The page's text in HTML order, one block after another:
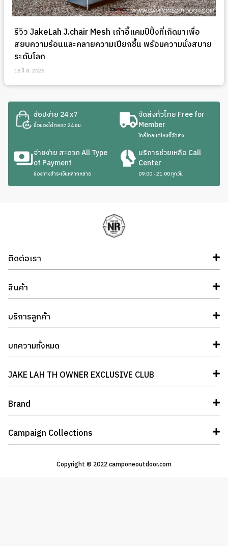
รีวิว JakeLah J.chair Mesh เก้าอี้แคมป์ปิ้งที่เกิดมาเพื่อ
สยบความร้อนและคลายความเปียกชื้น พร้อมความนั่งสบาย
ระดับโลก
18 มิ.ย. 2026
ช้อปง่าย 24 x7
ซื้อของได้ตลอด 24 ชม.
จัดส่งทั่วไทย Free for
Member
ใกล้ไกลแค่ไหนก็จัดส่ง
จ่ายง่าย สะดวก All Type
of Payment
ช่องทางชำระเงินหลากหลาย
บริการช่วยเหลือ Call
Center
09:00 - 21:00 ทุกวัน
ติดต่อเรา
สินค้า
บริการลูกค้า
บทความทั้งหมด
JAKE LAH TH OWNER EXCLUSIVE CLUB
Brand
Campaign Collections
Copyright © 2022 camponeoutdoor.com